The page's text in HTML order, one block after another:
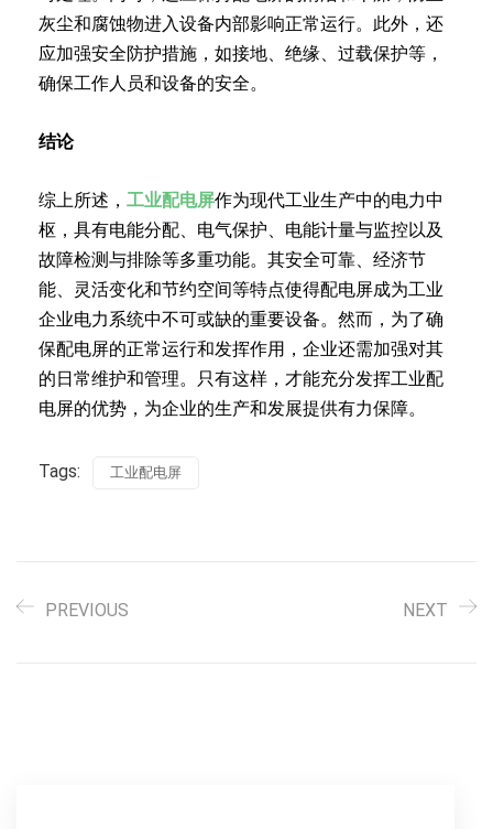
灰尘和腐蚀物进入设备内部影响正常运行。此外，还
应加强安全防护措施，如接地、绝缘、过载保护等，
确保工作人员和设备的安全。
结论
综上所述， 工业配电屏作为现代工业生产中的电力中
枢，具有电能分配、电气保护、电能计量与监控以及
故障检测与排除等多重功能。其安全可靠、经济节
能、灵活变化和节约空间等特点使得配电屏成为工业
企业电力系统中不可或缺的重要设备。然而，为了确
保配电屏的正常运行和发挥作用，企业还需加强对其
的日常维护和管理。只有这样，才能充分发挥工业配
电屏的优势，为企业的生产和发展提供有力保障。
Tags: 工业配电屏
PREVIOUS NEXT